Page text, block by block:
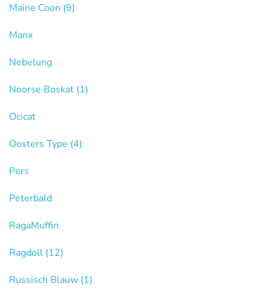
Maine Coon (9)
Manx
Nebelung
Noorse Boskat (1)
Ocicat
Oosters Type (4)
Pers
Peterbald
RagaMuffin
Ragdoll (12)
Russisch Blauw (1)